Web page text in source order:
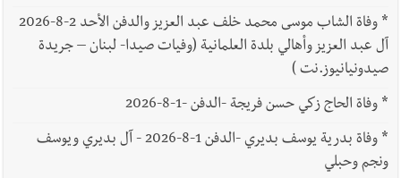
*
وفاة الشاب موسى محمد خلف عبد العزيز والدفن الأحد 2-8-2026
آل عبد العزيز وأهالي بلدة العلمانية (وفيات صيدا- لبنان – جريدة
صيدونيانيوز.نت )
*وفاة الحاج زكي حسن فريجة -الدفن -1-8-2026
*
وفاة بدرية يوسف بديري -الدفن 1-8-2026 - آل بديري ويوسف
ونجم وحبلي